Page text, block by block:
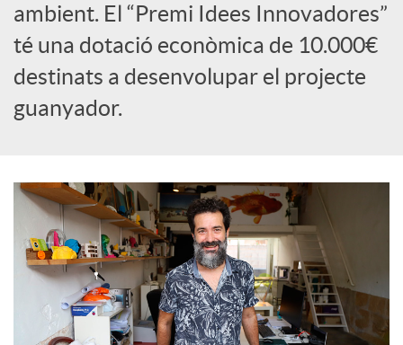
o
n
i
n
ambient. El “Premi Idees Innovadores”
té una dotació econòmica de 10.000€
destinats a desenvolupar el projecte
guanyador.